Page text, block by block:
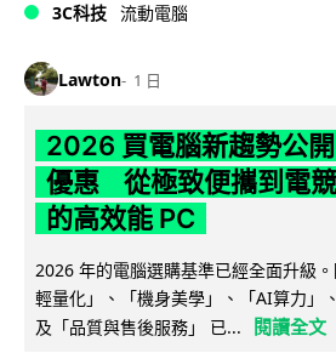
3C科技 流動電腦
Lawton 1 日
2026 買電腦新趨勢公
優惠 從極致便攜到電
的高效能 PC
2026 年的電腦選購基準已經全面升級
輕量化」、「機身美學」、「AI算力」
及「品質與售後服務」 已...
閱讀全文